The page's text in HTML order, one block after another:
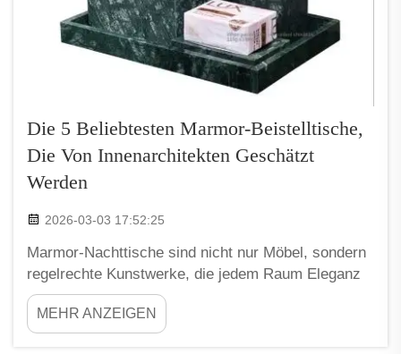
Die 5 Beliebtesten Marmor-Beistelltische,
Die Von Innenarchitekten Geschätzt
Werden
2026-03-03 17:52:25
Marmor-Nachttische sind nicht nur Möbel, sondern
regelrechte Kunstwerke, die jedem Raum Eleganz
verleihen. Innenarchitekten schätzen sie
besonders, weil sie sich mit zahlreichen
Stilrichtungen kombinieren lassen – von modern bis
MEHR ANZEIGEN